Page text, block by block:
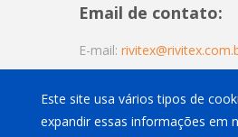
Este site usa vários tipos de
expandir essas informações em
Email de contato:
E-mail: